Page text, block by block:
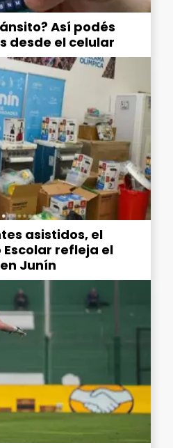
Así podés
desde el celular
asistidos, el
refleja el
Junín